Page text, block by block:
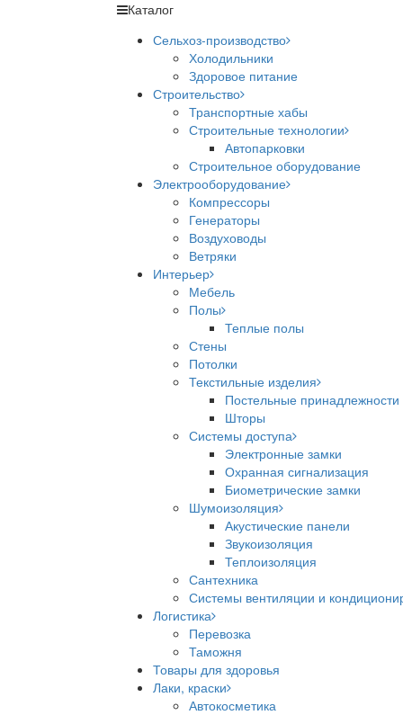
Каталог
Сельхоз-производство
Холодильники
Здоровое питание
Строительство
Транспортные хабы
Строительные технологии
Автопарковки
Строительное оборудование
Электрооборудование
Компрессоры
Генераторы
Воздуховоды
Ветряки
Интерьер
Мебель
Полы
Теплые полы
Стены
Потолки
Текстильные изделия
Постельные принадлежности
Шторы
Системы доступа
Электронные замки
Охранная сигнализация
Биометрические замки
Шумоизоляция
Акустические панели
Звукоизоляция
Теплоизоляция
Сантехника
Системы вентиляции и
Логистика
Перевозка
Таможня
Товары для здоровья
Лаки, краски
Автокосметика